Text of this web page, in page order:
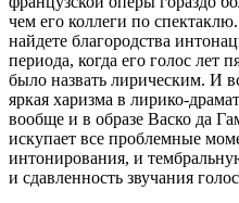
чем его коллеги по
найдете благородства
периода, когда его голос лет
было назвать лирическим. И
яркая харизма в лирико-
вообще и в образе Васко да
искупает все проблемные
интонирования, и
и сдавленность звучания